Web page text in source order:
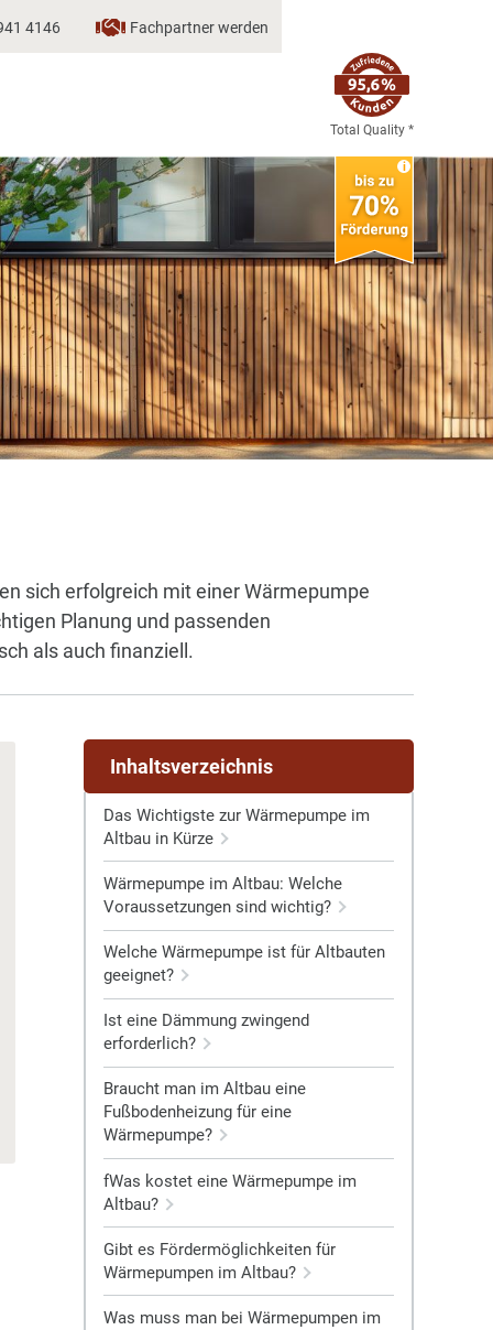
4146 Fachpartner werden
Total Quality *
sich erfolgreich mit einer Wärmepumpe
Planung und passenden
als auch finanziell.
Inhaltsverzeichnis
Das Wichtigste zur Wärmepumpe im
Altbau in Kürze
Wärmepumpe im Altbau: Welche
Voraussetzungen sind wichtig?
Welche Wärmepumpe ist für Altbauten
geeignet?
Ist eine Dämmung zwingend
erforderlich?
Braucht man im Altbau eine
Fußbodenheizung für eine
Wärmepumpe?
fWas kostet eine Wärmepumpe im
Altbau?
Gibt es Fördermöglichkeiten für
Wärmepumpen im Altbau?
Was muss man bei Wärmepumpen im